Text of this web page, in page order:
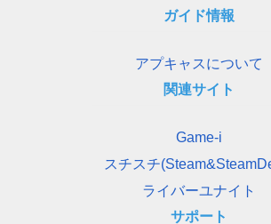
ガイド情報
アプキャスについて
関連サイト
Game-i
スチスチ
ライバーユナイト
サポート